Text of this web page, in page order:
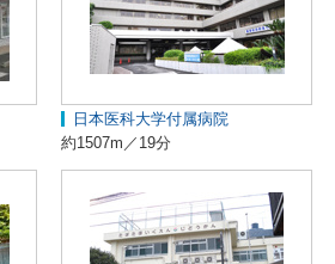
日本医科大学付属病院
約1507m／19分